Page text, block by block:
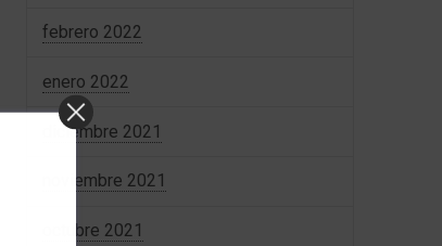
febrero 2022
enero 2022
diciembre 2021
noviembre 2021
octubre 2021